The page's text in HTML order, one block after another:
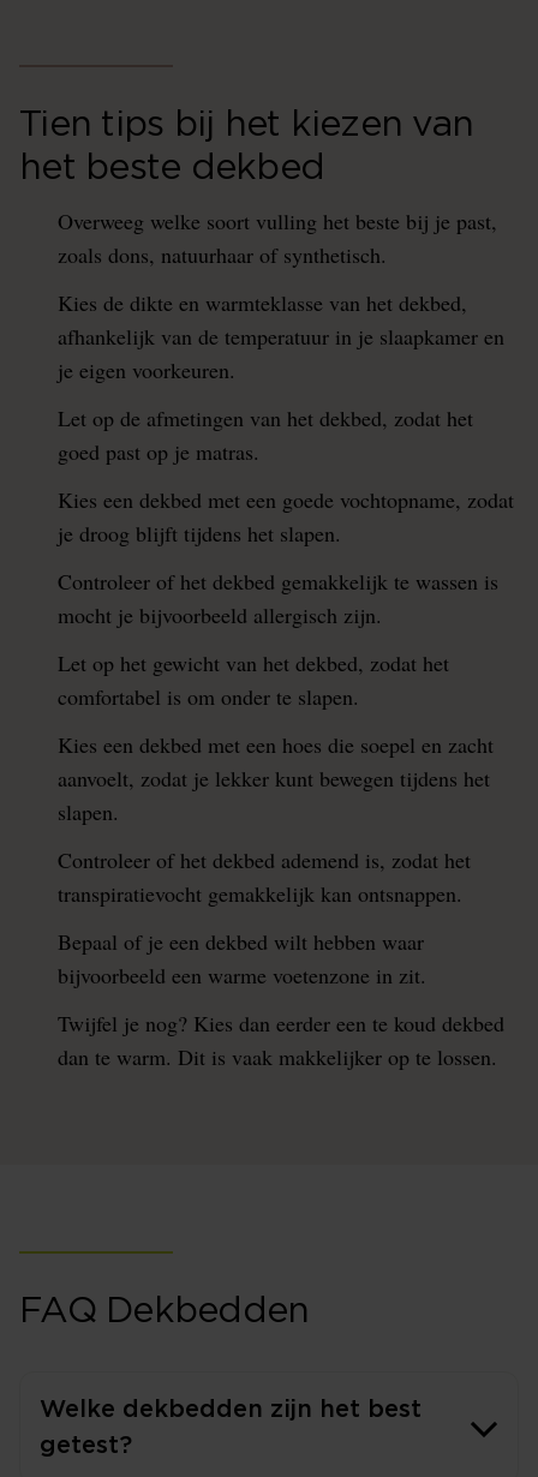
Tien tips bij het kiezen van
het beste dekbed
Overweeg welke soort vulling het beste bij je past,
zoals dons, natuurhaar of synthetisch.
Kies de dikte en warmteklasse van het dekbed,
afhankelijk van de temperatuur in je slaapkamer en
je eigen voorkeuren.
Let op de afmetingen van het dekbed, zodat het
goed past op je matras.
Kies een dekbed met een goede vochtopname, zodat
je droog blijft tijdens het slapen.
Controleer of het dekbed gemakkelijk te wassen is
mocht je bijvoorbeeld allergisch zijn.
Let op het gewicht van het dekbed, zodat het
comfortabel is om onder te slapen.
Kies een dekbed met een hoes die soepel en zacht
aanvoelt, zodat je lekker kunt bewegen tijdens het
slapen.
Controleer of het dekbed ademend is, zodat het
transpiratievocht gemakkelijk kan ontsnappen.
Bepaal of je een dekbed wilt hebben waar
bijvoorbeeld een warme voetenzone in zit.
Twijfel je nog? Kies dan eerder een te koud dekbed
dan te warm. Dit is vaak makkelijker op te lossen.
FAQ Dekbedden
Welke dekbedden zijn het best
getest?